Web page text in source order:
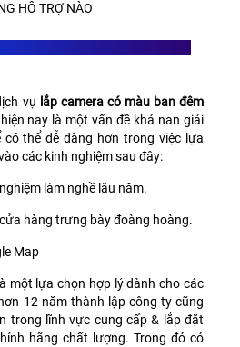
HỖ TRỢ NÀO
vụ lắp camera có màu ban đêm
nay là một vấn đề khá nan giải
thể dễ dàng hơn trong việc lựa
các kinh nghiệm sau đây:
làm nghề lâu năm.
hàng trưng bày đoàng hoàng.
Map
một lựa chọn hợp lý dành cho các
12 năm thành lập công ty cũng
trong lĩnh vực cung cấp & lắp đặt
hãng chất lượng. Trong đó có